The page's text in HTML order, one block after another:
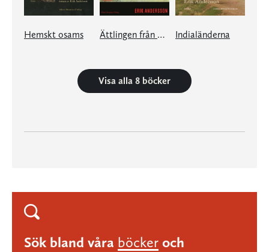
Hemskt osams Ättlingen från Mecklenburg Indialänderna
Visa alla 8 böcker
Sök bland våra böcker och